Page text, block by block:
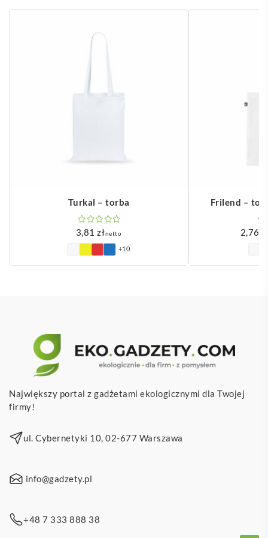
Turkal – torba
3,81złnetto
+10
Frilend –
2,76
Największy portal z gadżetami ekologicznymi dla Twojej
firmy!
ul. Cybernetyki 10, 02-677 Warszawa
info@gadzety.pl
+48 7 333 888 38